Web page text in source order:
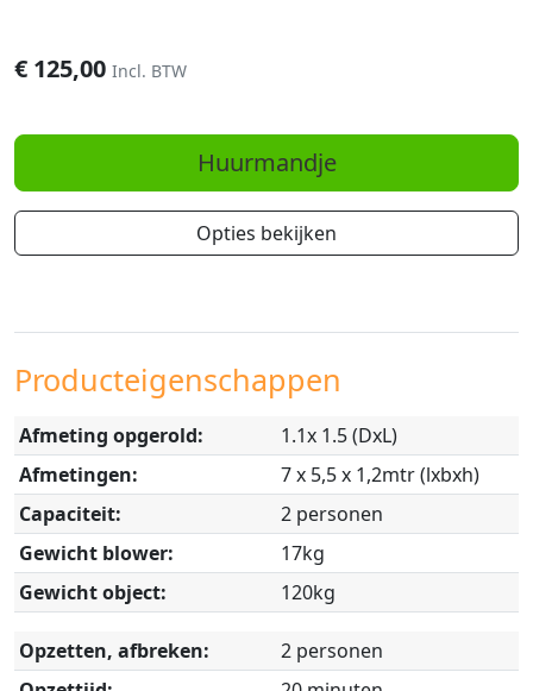
€ 125,00 Incl. BTW
Huurmandje
Opties bekijken
Producteigenschappen
Afmeting opgerold:
1.1x 1.5 (DxL)
Afmetingen:
7 x 5,5 x 1,2mtr (lxbxh)
Capaciteit:
2 personen
Gewicht blower:
17kg
Gewicht object:
120kg
Opzetten, afbreken:
2 personen